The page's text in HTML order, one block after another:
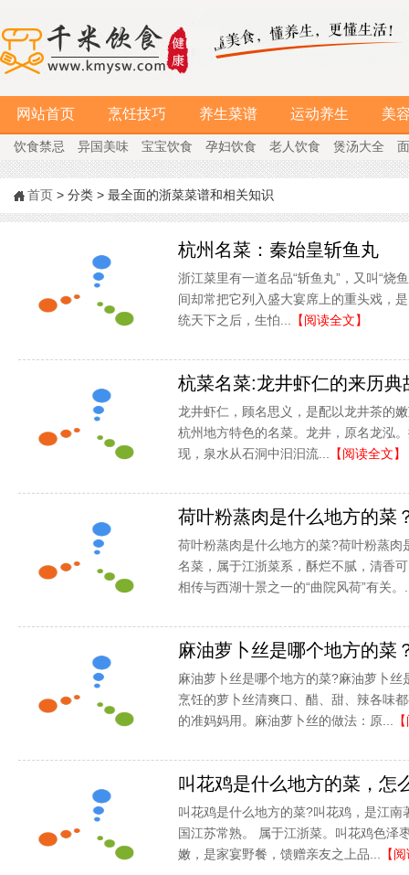
网站首页 烹饪技巧 养生菜谱 运动养生 美
饮食禁忌 异国美味 宝宝饮食 孕妇饮食 老人饮食 煲汤大全
首页 > 分类 > 最全面的浙菜菜谱和相关知识
杭州名菜：秦始皇斩鱼丸
浙江菜里有一道名品“斩鱼丸”，又叫“烧
间却常把它列入盛大宴席上的重头戏，
统天下之后，生怕...
【阅读全文】
杭菜名菜:龙井虾仁的来历
龙井虾仁，顾名思义，是配以龙井茶的
杭州地方特色的名菜。龙井，原名龙泓
现，泉水从石洞中汩汩流...
【阅读全文】
荷叶粉蒸肉是什么地方的菜
荷叶粉蒸肉是什么地方的菜?荷叶粉蒸肉
名菜，属于江浙菜系，酥烂不腻，清香
相传与西湖十景之一的“曲院风荷”有关。
麻油萝卜丝是哪个地方的菜
麻油萝卜丝是哪个地方的菜?麻油萝卜丝
烹饪的萝卜丝清爽口、醋、甜、辣各味
的准妈妈用。麻油萝卜丝的做法：原...
叫花鸡是什么地方的菜，怎
叫花鸡是什么地方的菜?叫花鸡，是江南
国江苏常熟。 属于江浙菜。叫花鸡色泽
嫩，是家宴野餐，馈赠亲友之上品...
【